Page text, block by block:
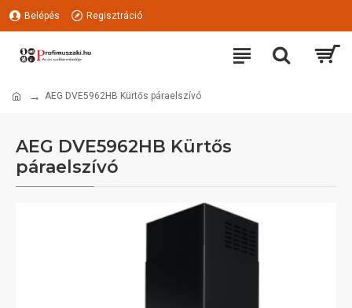
Belépés Regisztráció
AEG DVE5962HB Kürtős páraelszívó
AEG DVE5962HB Kürtős
páraelszívó